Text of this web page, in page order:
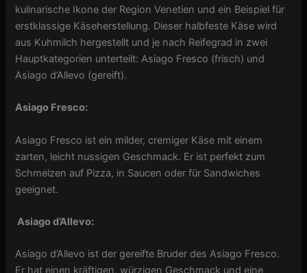
kulinarische Ikone der Region Venetien und ein Beispiel für
erstklassige Käseherstellung. Dieser halbfeste Käse wird
aus Kuhmilch hergestellt und je nach Reifegrad in zwei
Hauptkategorien unterteilt: Asiago Fresco (frisch) und
Asiago d’Allevo (gereift).
Asiago Fresco:
Asiago Fresco ist ein milder, cremiger Käse mit einem
zarten, leicht nussigen Geschmack. Er ist perfekt zum
Schmelzen auf Pizza, in Saucen oder für Sandwiches
geeignet.
Asiago d’Allevo:
Asiago d’Allevo ist der gereifte Bruder des Asiago Fresco.
Er hat einen kräftigen, würzigen Geschmack und eine